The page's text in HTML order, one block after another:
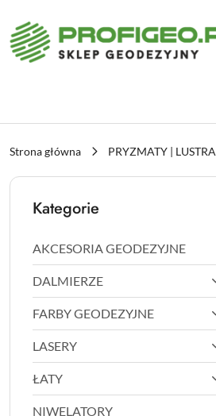
Strona główna PRYZMATY | LUSTRA
Kategorie
AKCESORIA GEODEZYJNE
DALMIERZE
FARBY GEODEZYJNE
LASERY
ŁATY
NIWELATORY